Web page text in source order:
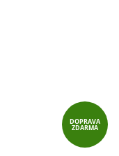
DOPRAVA
ZDARMA